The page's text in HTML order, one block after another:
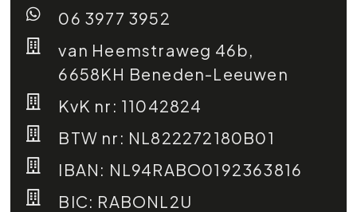
06 3977 3952
van Heemstraweg 46b,
6658KH Beneden-Leeuwen
KvK nr: 11042824
BTW nr: NL822272180B01
IBAN: NL94RABO0192363816
BIC: RABONL2U